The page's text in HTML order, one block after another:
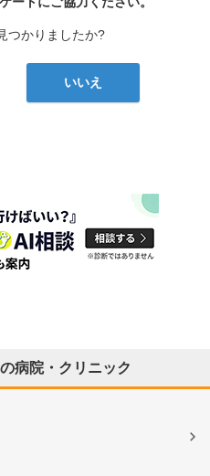
つかりましたか?
いいえ
病院・クリニック